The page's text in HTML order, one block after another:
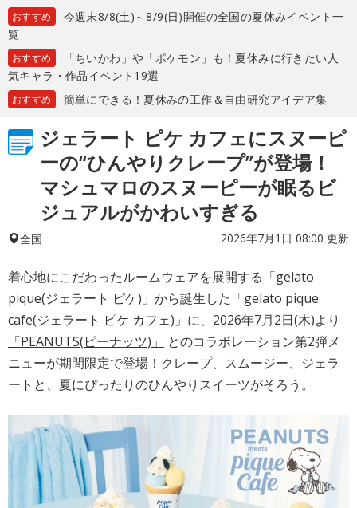
おすすめ
今週末8/8(土)～8/9(日)開催の全国の夏休みイベント一
覧
おすすめ
「ちいかわ」や「ポケモン」も！夏休みに行きたい人
気キャラ・作品イベント19選
おすすめ 簡単にできる！夏休みの工作＆自由研究アイデア集
ジェラート ピケ カフェにスヌーピ
ーの“ひんやりクレープ”が登場！
マシュマロのスヌーピーが眠るビ
ジュアルがかわいすぎる
全国 2026年7月1日 08:00 更新
着心地にこだわったルームウェアを展開する「gelato
pique(ジェラート ピケ)」から誕生した「gelato pique
cafe(ジェラート ピケ カフェ)」に、2026年7月2日(木)より
「PEANUTS(ピーナッツ)」
とのコラボレーション第2弾メ
ニューが期間限定で登場！クレープ、スムージー、ジェラ
ートと、夏にぴったりのひんやりスイーツがそろう。